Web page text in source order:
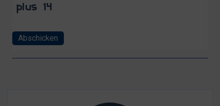
Abschicken